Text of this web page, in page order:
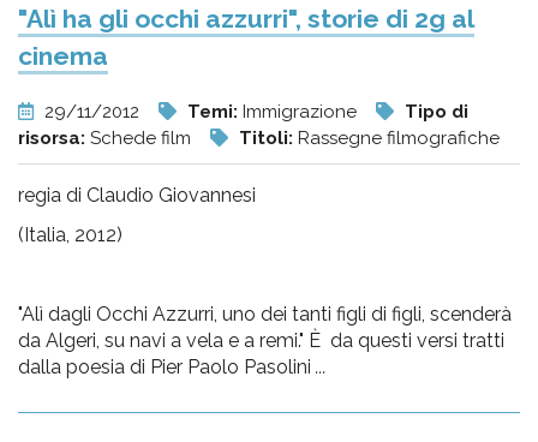
"Alì ha gli occhi azzurri", storie di 2g al
cinema
29/11/2012 Temi: Immigrazione
Tipo di
risorsa: Schede film Titoli: Rassegne filmografiche
regia di Claudio Giovannesi
(Italia, 2012)
"Alì dagli Occhi Azzurri, uno dei tanti figli di figli, scenderà
da Algeri, su navi a vela e a remi." È da questi versi tratti
dalla poesia di Pier Paolo Pasolini ...